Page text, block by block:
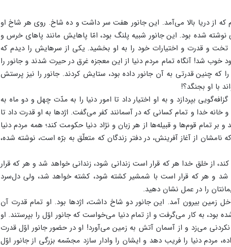
که از دریا بالا می‌آمد. این جانور هفت سر داشت و ده شاخ. روی هر شاخ او
شده بود. این جانور شبیه پلنگ بود، امّا پاهایش مانند پاهای خرس و
تخت و قدرت و اختیارات خود را به او بخشید. یکی از سرهایش را دیدم که
خوب شد! آنگاه تمام مردم دنیا از این معجزه غرق در حیرت شدند و جانور را
که چنین قدرتی به آن جانور داده بود، ستایش کردند. جانور را نیز پرستش
با او بجنگد؟!
بپردازد و به او اختیار داد تا امور دنیا را به مدّت چهل و دو ماه به
خدا و تمام کسانی که در آسمانند کفر می‌گفت. اژدها به او قدرت داد تا
تمام قوم‌ها و قبیله‌ها از هر زبان و نژاد دنیا حکومت کند؛ همه مردم دنیا
نامشان از آغاز آفرینش، در دفتر زندگان که متعلّق به برّه است، نوشته شده،
از خلق خدا هر که قرار است زندانی شود، زندانی خواهد شد و هر که قرار
و هر که قرار است با شمشیر کشته شود، کشته خواهد شد، ولی دل‌سرد
را در عمل نشان دهید.
زمین بیرون آمد. این جانور دو شاخ داشت، اژدها بود. او تمام قدرت آن
بود، به کار می‌گرفت و از تمام دنیا می‌خواست که جانور اوّل را بپرستند. او
می‌زد و از آسمان آتش به زمین می‌آورد! او در حضور جانور اوّل قدرت
مردم دنیا را فریب دهد و ایشان را وادار سازد مجسّمه بزرگی از جانور اوّل